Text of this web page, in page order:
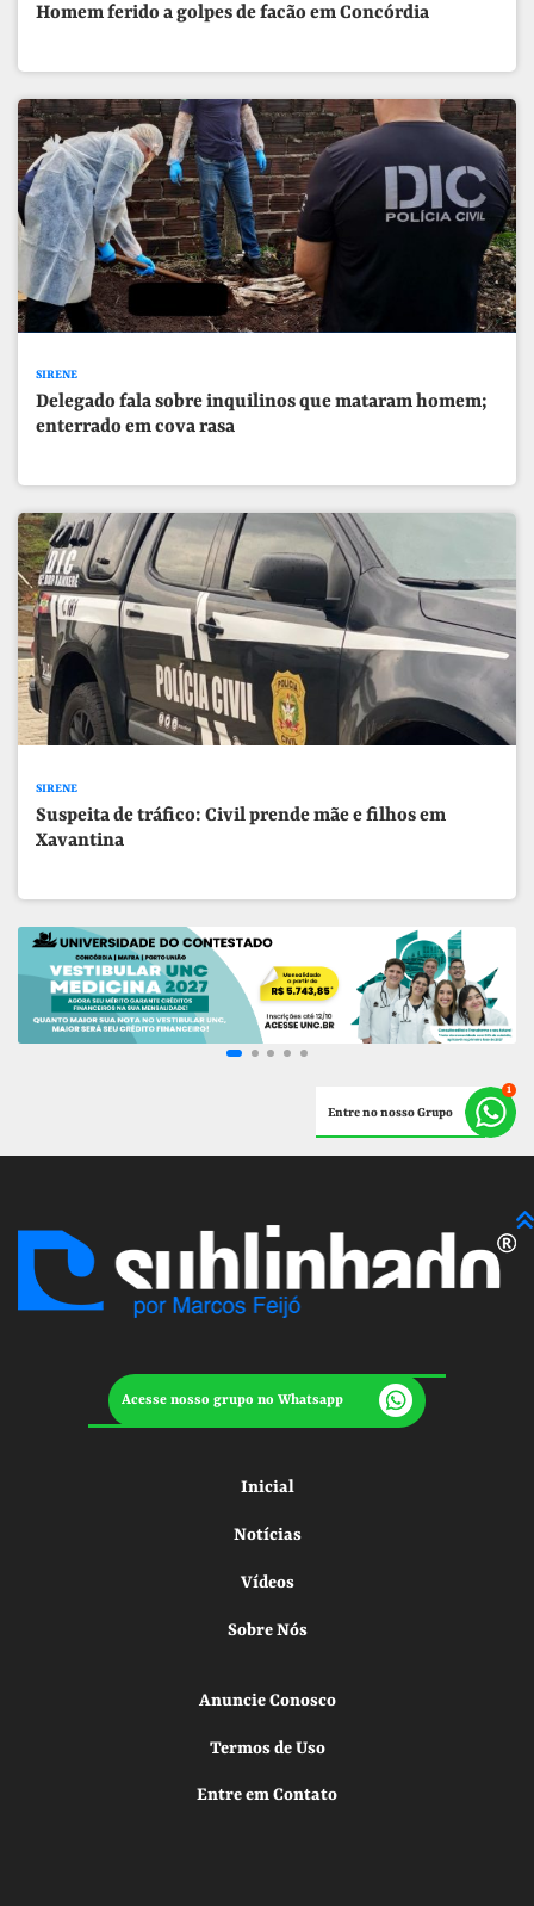
Homem ferido a golpes de facão em Concórdia
SIRENE
Delegado fala sobre inquilinos que mataram homem;
enterrado em cova rasa
SIRENE
Suspeita de tráfico: Civil prende mãe e filhos em
Xavantina
Entre no nosso Grupo
Acesse nosso grupo no Whatsapp
Inicial
Notícias
Vídeos
Sobre Nós
Anuncie Conosco
Termos de Uso
Entre em Contato